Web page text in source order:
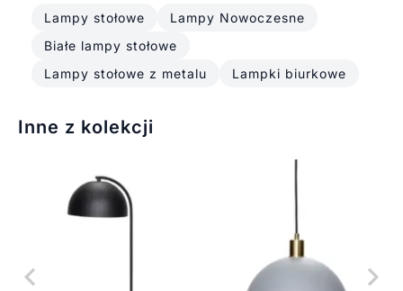
Lampy stołowe
Lampy Nowoczesne
Białe lampy stołowe
Lampy stołowe z metalu
Lampki biurkowe
Inne z kolekcji